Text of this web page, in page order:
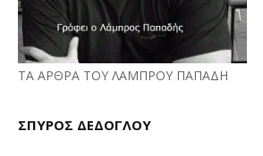
ΤΑ ΑΡΘΡΑ ΤΟΥ ΛΑΜΠΡΟΥ ΠΑΠΑΔΗ
ΣΠΥΡΟΣ ΔΕΔΟΓΛΟΥ